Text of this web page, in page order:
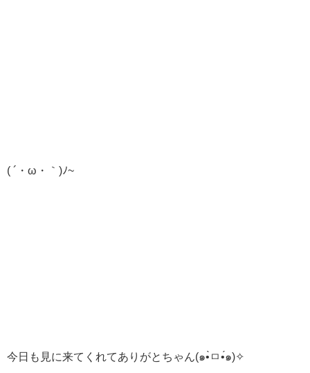
( ´・ω・｀)ﾉ~
今日も見に来てくれてありがとちゃん(๑•̀ㅁ•́๑)✧